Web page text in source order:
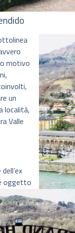
motivo
un
località,
Valle
oggetto